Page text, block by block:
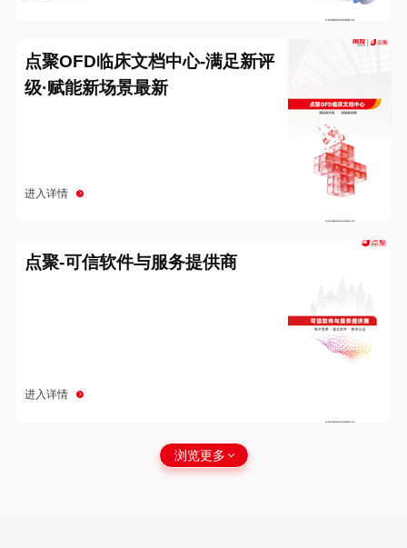
点聚OFD临床文档中心-满足新评
级·赋能新场景最新
进入详情
点聚-可信软件与服务提供商
进入详情
浏览更多